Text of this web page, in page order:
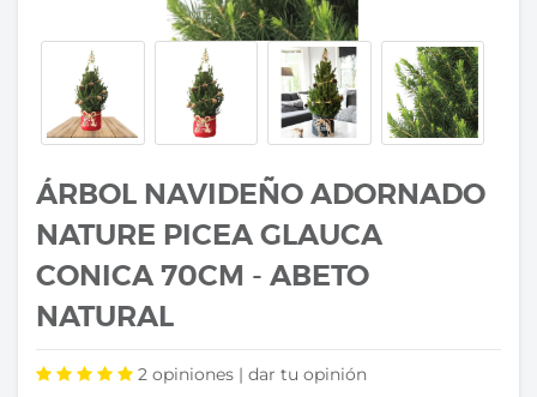
ÁRBOL NAVIDEÑO ADORNADO
NATURE PICEA GLAUCA
CONICA 70CM - ABETO
NATURAL
2 opiniones | dar tu opinión